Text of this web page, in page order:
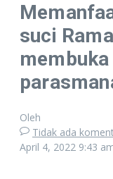
suci
Oleh
Tidak ada
April 4, 2022 9:43